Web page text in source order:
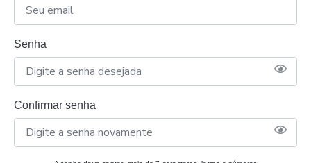
Senha
Confirmar senha